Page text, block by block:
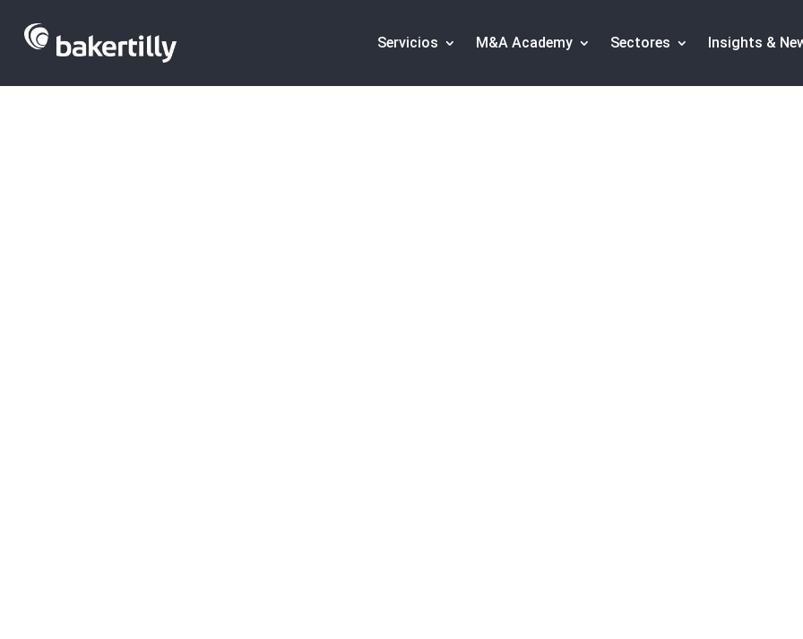
Servicios M&A Academy Sectores Insights &